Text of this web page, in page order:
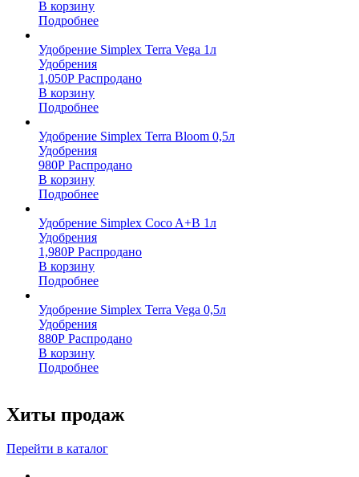
В корзину
Подробнее
Удобрение Simplex Terra Vega 1л
Удобрения
1,050Р Распродано
В корзину
Подробнее
Удобрение Simplex Terra Bloom 0,5л
Удобрения
980Р Распродано
В корзину
Подробнее
Удобрение Simplex Coco A+B 1л
Удобрения
1,980Р Распродано
В корзину
Подробнее
Удобрение Simplex Terra Vega 0,5л
Удобрения
880Р Распродано
В корзину
Подробнее
Хиты продаж
Перейти в каталог